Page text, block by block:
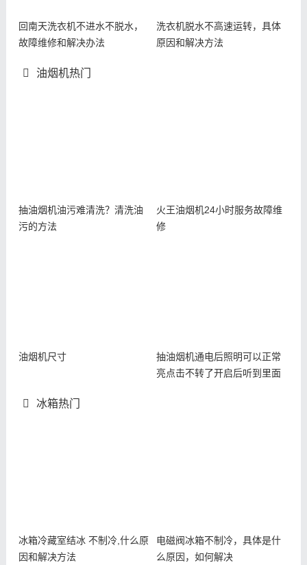
回南天洗衣机不进水不脱水，
故障维修和解决办法
洗衣机脱水不高速运转，具体
原因和解决方法
油烟机热门
抽油烟机油污难清洗？清洗油
污的方法
火王油烟机24小时服务故障维
修
油烟机尺寸
抽油烟机通电后照明可以正常
亮点击不转了开启后听到里面
冰箱热门
冰箱冷藏室结冰 不制冷,什么原
因和解决方法
电磁阀冰箱不制冷，具体是什
么原因，如何解决